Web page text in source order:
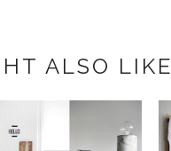
ALSO LIKE